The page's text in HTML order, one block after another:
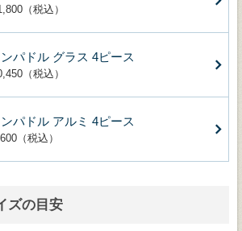
（税込）
パドル グラス 4ピース
（税込）
パドル アルミ 4ピース
（税込）
ズの目安